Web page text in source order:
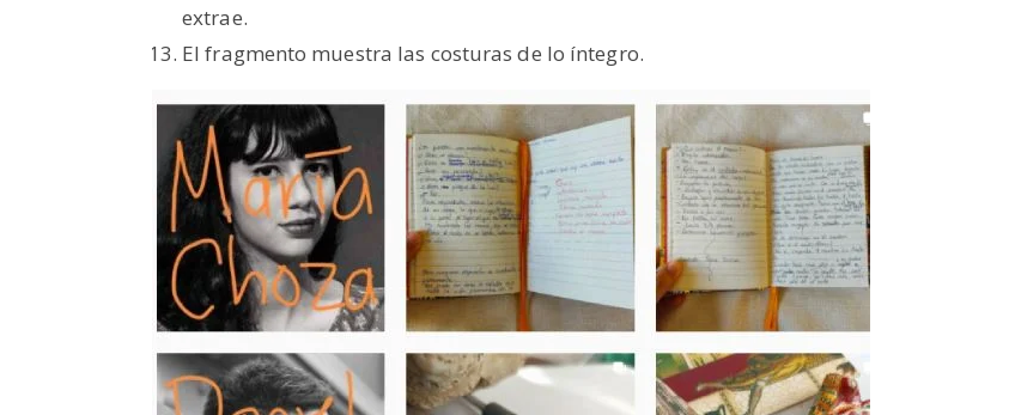
extrae.
El fragmento muestra las costuras de lo íntegro.